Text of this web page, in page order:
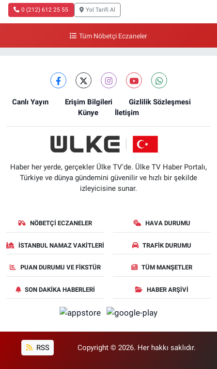
0 (212) 612 25 55 Yol Tarifi Al
Tüm Nöbetçi Eczaneler
Canlı Yayın Erişim Bilgileri
Gizlilik Sözleşmesi
Künye
İletişim
Haber her yerde, gerçekler Ülke TV'de. Ülke TV Haber Portalı,
Türkiye ve dünya gündemini güvenilir ve hızlı bir şekilde
izleyicisine sunar.
NÖBETÇI ECZANELER HAVA DURUMU
İSTANBUL NAMAZ VAKITLERI TRAFIK DURUMU
PUAN DURUMU VE FIKSTÜR TÜM MANŞETLER
SON DAKIKA HABERLERI HABER ARŞIVI
RSS Copyright © 2026. Her hakkı saklıdır.